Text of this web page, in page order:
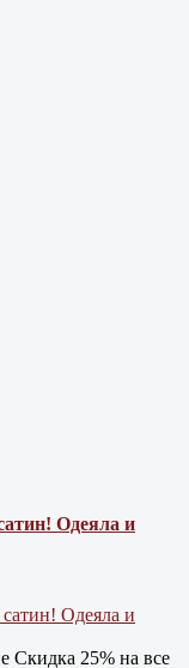
Одеяла и
Cкидка 25% на все